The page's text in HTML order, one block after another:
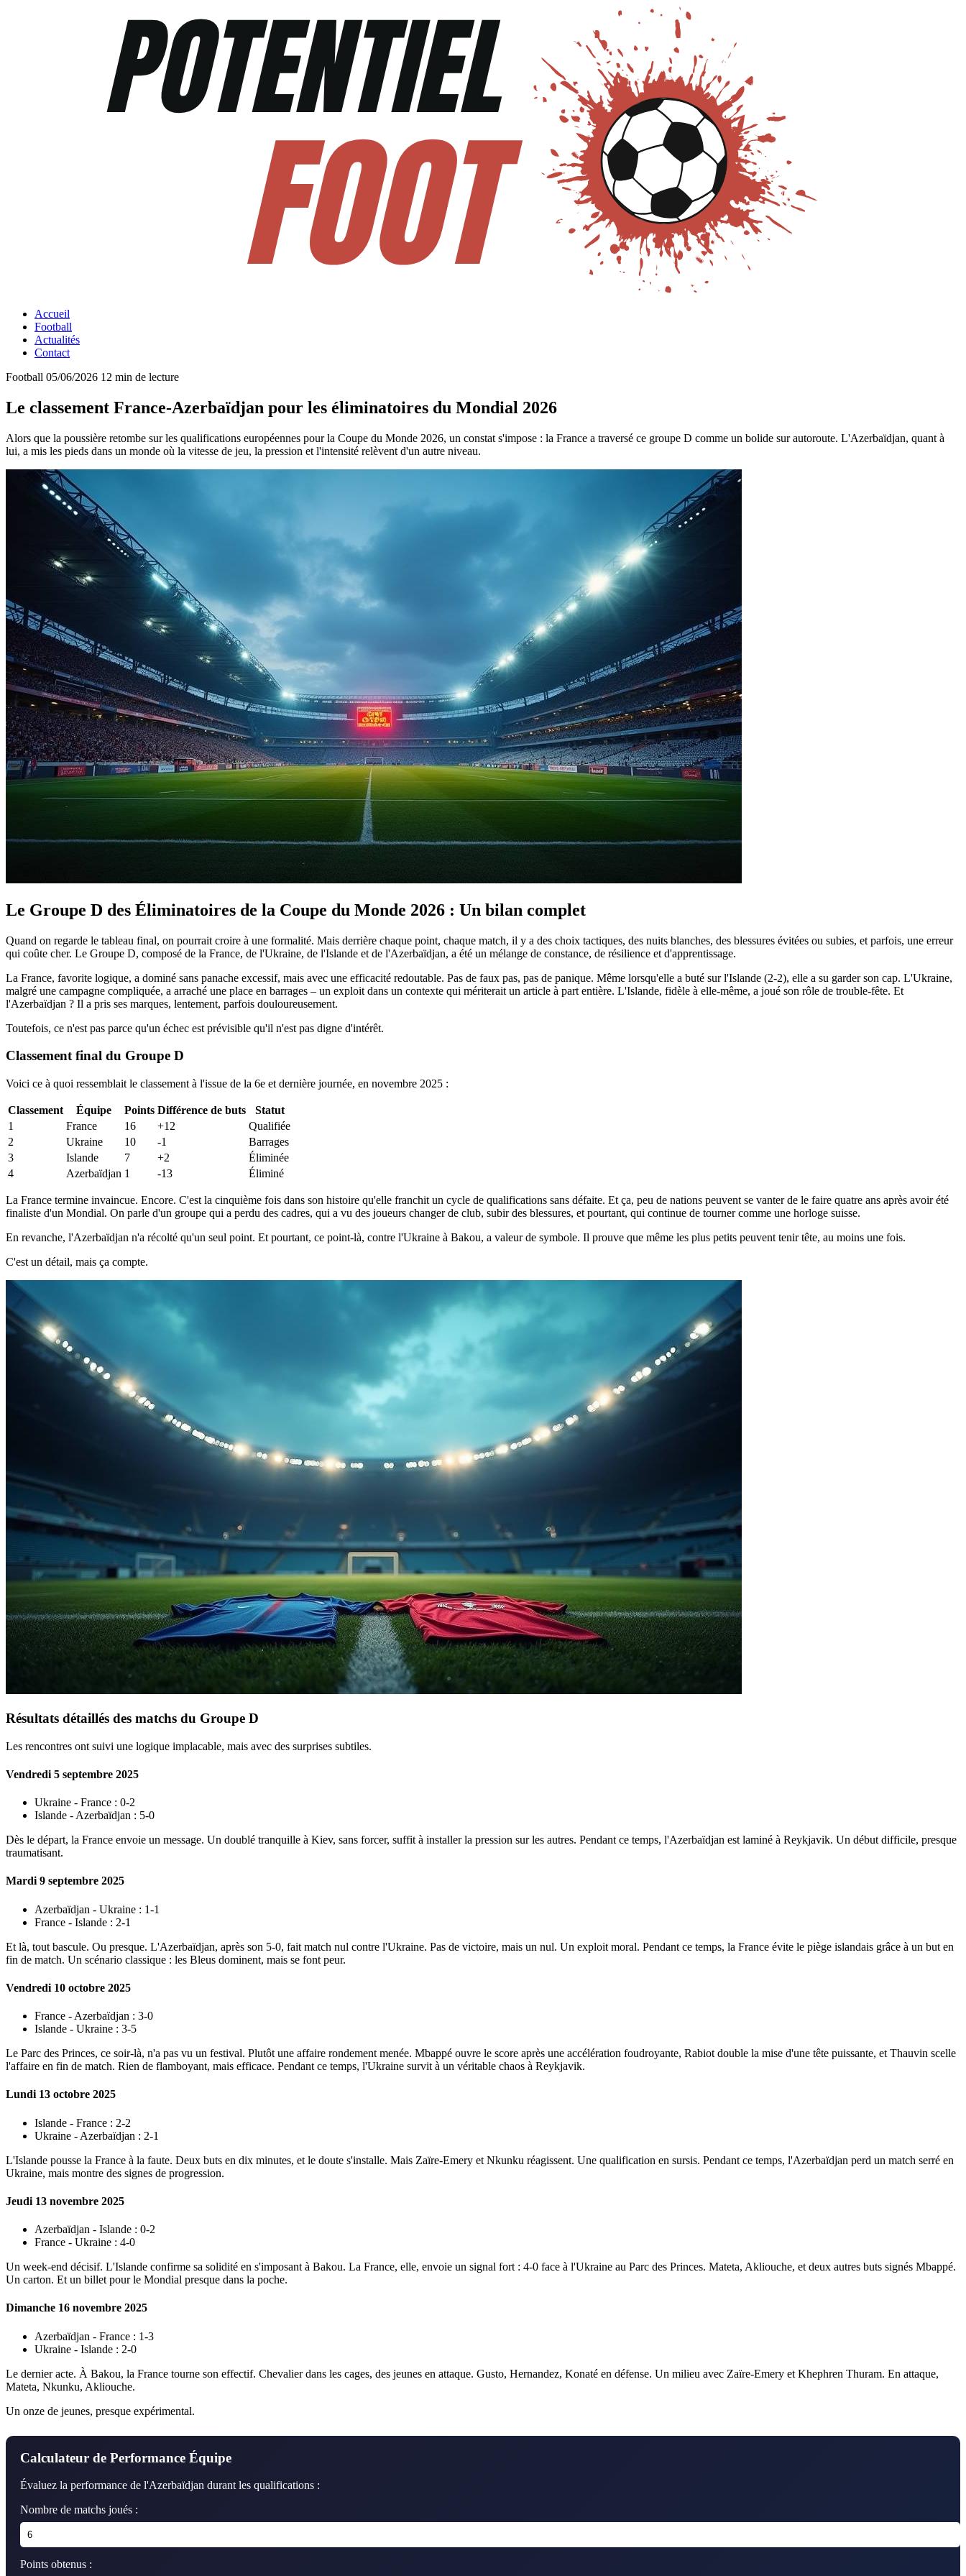
Accueil
Football
Actualités
Contact
Football 05/06/2026 12 min de lecture
Le classement France-Azerbaïdjan pour les éliminatoires du Mondial 2026
Alors que la poussière retombe sur les qualifications européennes pour la Coupe du Monde 2026, un constat s'impose : la France a traversé ce groupe D comme un bolide sur autoroute. L'Azerbaïdjan, quant à
lui, a mis les pieds dans un monde où la vitesse de jeu, la pression et l'intensité relèvent d'un autre niveau.
Le Groupe D des Éliminatoires de la Coupe du Monde 2026 : Un bilan complet
Quand on regarde le tableau final, on pourrait croire à une formalité. Mais derrière chaque point, chaque match, il y a des choix tactiques, des nuits blanches, des blessures évitées ou subies, et parfois, une erreur
qui coûte cher. Le Groupe D, composé de la France, de l'Ukraine, de l'Islande et de l'Azerbaïdjan, a été un mélange de constance, de résilience et d'apprentissage.
La France, favorite logique, a dominé sans panache excessif, mais avec une efficacité redoutable. Pas de faux pas, pas de panique. Même lorsqu'elle a buté sur l'Islande (2-2), elle a su garder son cap. L'Ukraine,
malgré une campagne compliquée, a arraché une place en barrages – un exploit dans un contexte qui mériterait un article à part entière. L'Islande, fidèle à elle-même, a joué son rôle de trouble-fête. Et
l'Azerbaïdjan ? Il a pris ses marques, lentement, parfois douloureusement.
Toutefois, ce n'est pas parce qu'un échec est prévisible qu'il n'est pas digne d'intérêt.
Classement final du Groupe D
Voici ce à quoi ressemblait le classement à l'issue de la 6e et dernière journée, en novembre 2025 :
Classement Équipe Points Différence de buts
Statut
1
France 16 +12
Qualifiée
2
Ukraine 10 -1
Barrages
3
Islande 7 +2
Éliminée
4
Azerbaïdjan 1 -13 Éliminé
La France termine invaincue. Encore. C'est la cinquième fois dans son histoire qu'elle franchit un cycle de qualifications sans défaite. Et ça, peu de nations peuvent se vanter de le faire quatre ans après avoir été
finaliste d'un Mondial. On parle d'un groupe qui a perdu des cadres, qui a vu des joueurs changer de club, subir des blessures, et pourtant, qui continue de tourner comme une horloge suisse.
En revanche, l'Azerbaïdjan n'a récolté qu'un seul point. Et pourtant, ce point-là, contre l'Ukraine à Bakou, a valeur de symbole. Il prouve que même les plus petits peuvent tenir tête, au moins une fois.
C'est un détail, mais ça compte.
Résultats détaillés des matchs du Groupe D
Les rencontres ont suivi une logique implacable, mais avec des surprises subtiles.
Vendredi 5 septembre 2025
Ukraine - France : 0-2
Islande - Azerbaïdjan : 5-0
Dès le départ, la France envoie un message. Un doublé tranquille à Kiev, sans forcer, suffit à installer la pression sur les autres. Pendant ce temps, l'Azerbaïdjan est laminé à Reykjavik. Un début difficile, presque
traumatisant.
Mardi 9 septembre 2025
Azerbaïdjan - Ukraine : 1-1
France - Islande : 2-1
Et là, tout bascule. Ou presque. L'Azerbaïdjan, après son 5-0, fait match nul contre l'Ukraine. Pas de victoire, mais un nul. Un exploit moral. Pendant ce temps, la France évite le piège islandais grâce à un but en
fin de match. Un scénario classique : les Bleus dominent, mais se font peur.
Vendredi 10 octobre 2025
France - Azerbaïdjan : 3-0
Islande - Ukraine : 3-5
Le Parc des Princes, ce soir-là, n'a pas vu un festival. Plutôt une affaire rondement menée. Mbappé ouvre le score après une accélération foudroyante, Rabiot double la mise d'une tête puissante, et Thauvin scelle
l'affaire en fin de match. Rien de flamboyant, mais efficace. Pendant ce temps, l'Ukraine survit à un véritable chaos à Reykjavik.
Lundi 13 octobre 2025
Islande - France : 2-2
Ukraine - Azerbaïdjan : 2-1
L'Islande pousse la France à la faute. Deux buts en dix minutes, et le doute s'installe. Mais Zaïre-Emery et Nkunku réagissent. Une qualification en sursis. Pendant ce temps, l'Azerbaïdjan perd un match serré en
Ukraine, mais montre des signes de progression.
Jeudi 13 novembre 2025
Azerbaïdjan - Islande : 0-2
France - Ukraine : 4-0
Un week-end décisif. L'Islande confirme sa solidité en s'imposant à Bakou. La France, elle, envoie un signal fort : 4-0 face à l'Ukraine au Parc des Princes. Mateta, Akliouche, et deux autres buts signés Mbappé.
Un carton. Et un billet pour le Mondial presque dans la poche.
Dimanche 16 novembre 2025
Azerbaïdjan - France : 1-3
Ukraine - Islande : 2-0
Le dernier acte. À Bakou, la France tourne son effectif. Chevalier dans les cages, des jeunes en attaque. Gusto, Hernandez, Konaté en défense. Un milieu avec Zaïre-Emery et Khephren Thuram. En attaque,
Mateta, Nkunku, Akliouche.
Un onze de jeunes, presque expérimental.
Calculateur de Performance Équipe
Évaluez la performance de l'Azerbaïdjan durant les qualifications :
Nombre de matchs joués :
Points obtenus :